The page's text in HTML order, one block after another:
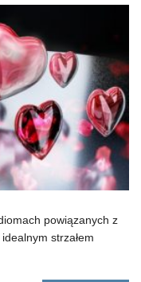
powiązanych z
strzałem